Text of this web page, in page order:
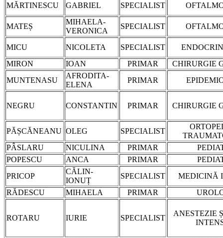
MĂRTINESCU
GABRIEL SPECIALIST
MATEȘ
MIHAELA-
VERONICA
SPECIALIST
MICU NICOLETA SPECIALIST
MIRON
IOAN PRIMAR
CHIRURGIE
MUNTENASU
AFRODITA-
ELENA
PRIMAR
NEGRU CONSTANTIN PRIMAR CHIRURGIE
PĂȘCĂNEANU OLEG SPECIALIST
PÂSLARU
NICULINA PRIMAR
POPESCU
ANCA PRIMAR
PRICOP
CĂLIN-
IONUȚ
SPECIALIST
MEDICINĂ
RĂDESCU
MIHAELA PRIMAR
ROTARU IURIE SPECIALIST
ANESTEZIE